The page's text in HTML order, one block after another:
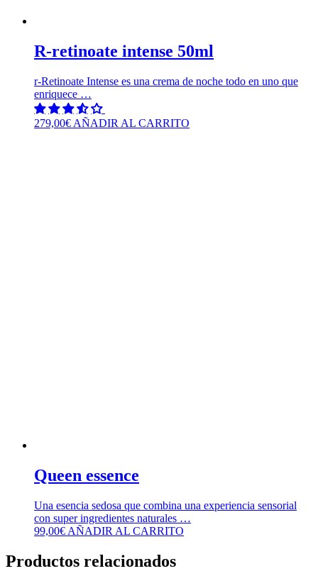
R-retinoate intense 50ml
r-Retinoate Intense es una crema de noche todo en uno que
enriquece …
279,00€ AÑADIR AL CARRITO
Queen essence
Una esencia sedosa que combina una experiencia sensorial
con super ingredientes naturales …
99,00€ AÑADIR AL CARRITO
Productos relacionados